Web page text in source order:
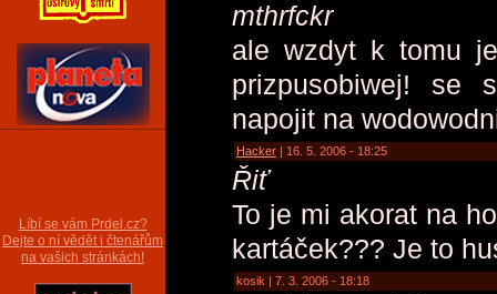
Líbí se vám Prdel.cz?
Dejte o ní vědět i čtenářům
na vašich stránkách!
mthrfckr
ale wzdyt k tomu
prizpusobiwej! se
napojit na
Hacker | 16. 5. 2006 - 18:25
Řiť
To je mi akorat na
kartáček??? Je to
kosik | 7. 3. 2006 - 18:18